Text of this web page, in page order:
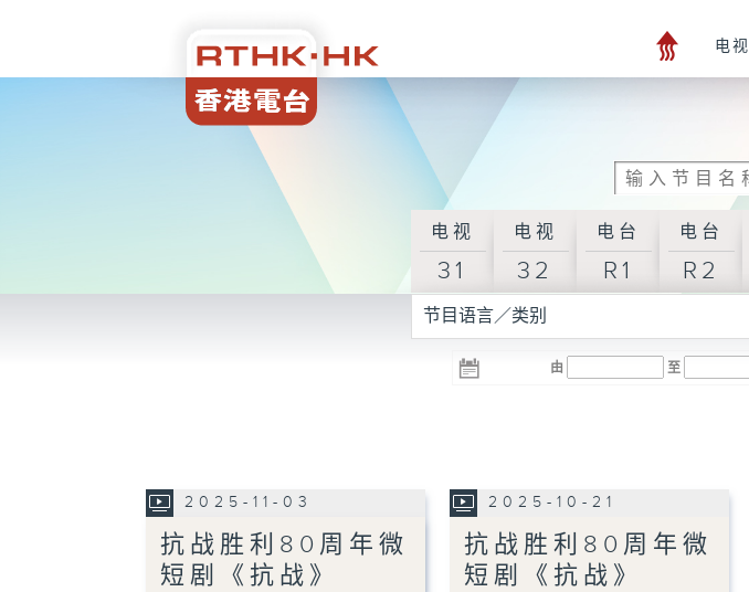
电视
电视
31
电视
32
电台
R1
电台
R2
节目语言／类别
由 至
2025-11-03
抗战胜利80周年微
短剧《抗战》
2025-10-21
抗战胜利80周年微
短剧《抗战》